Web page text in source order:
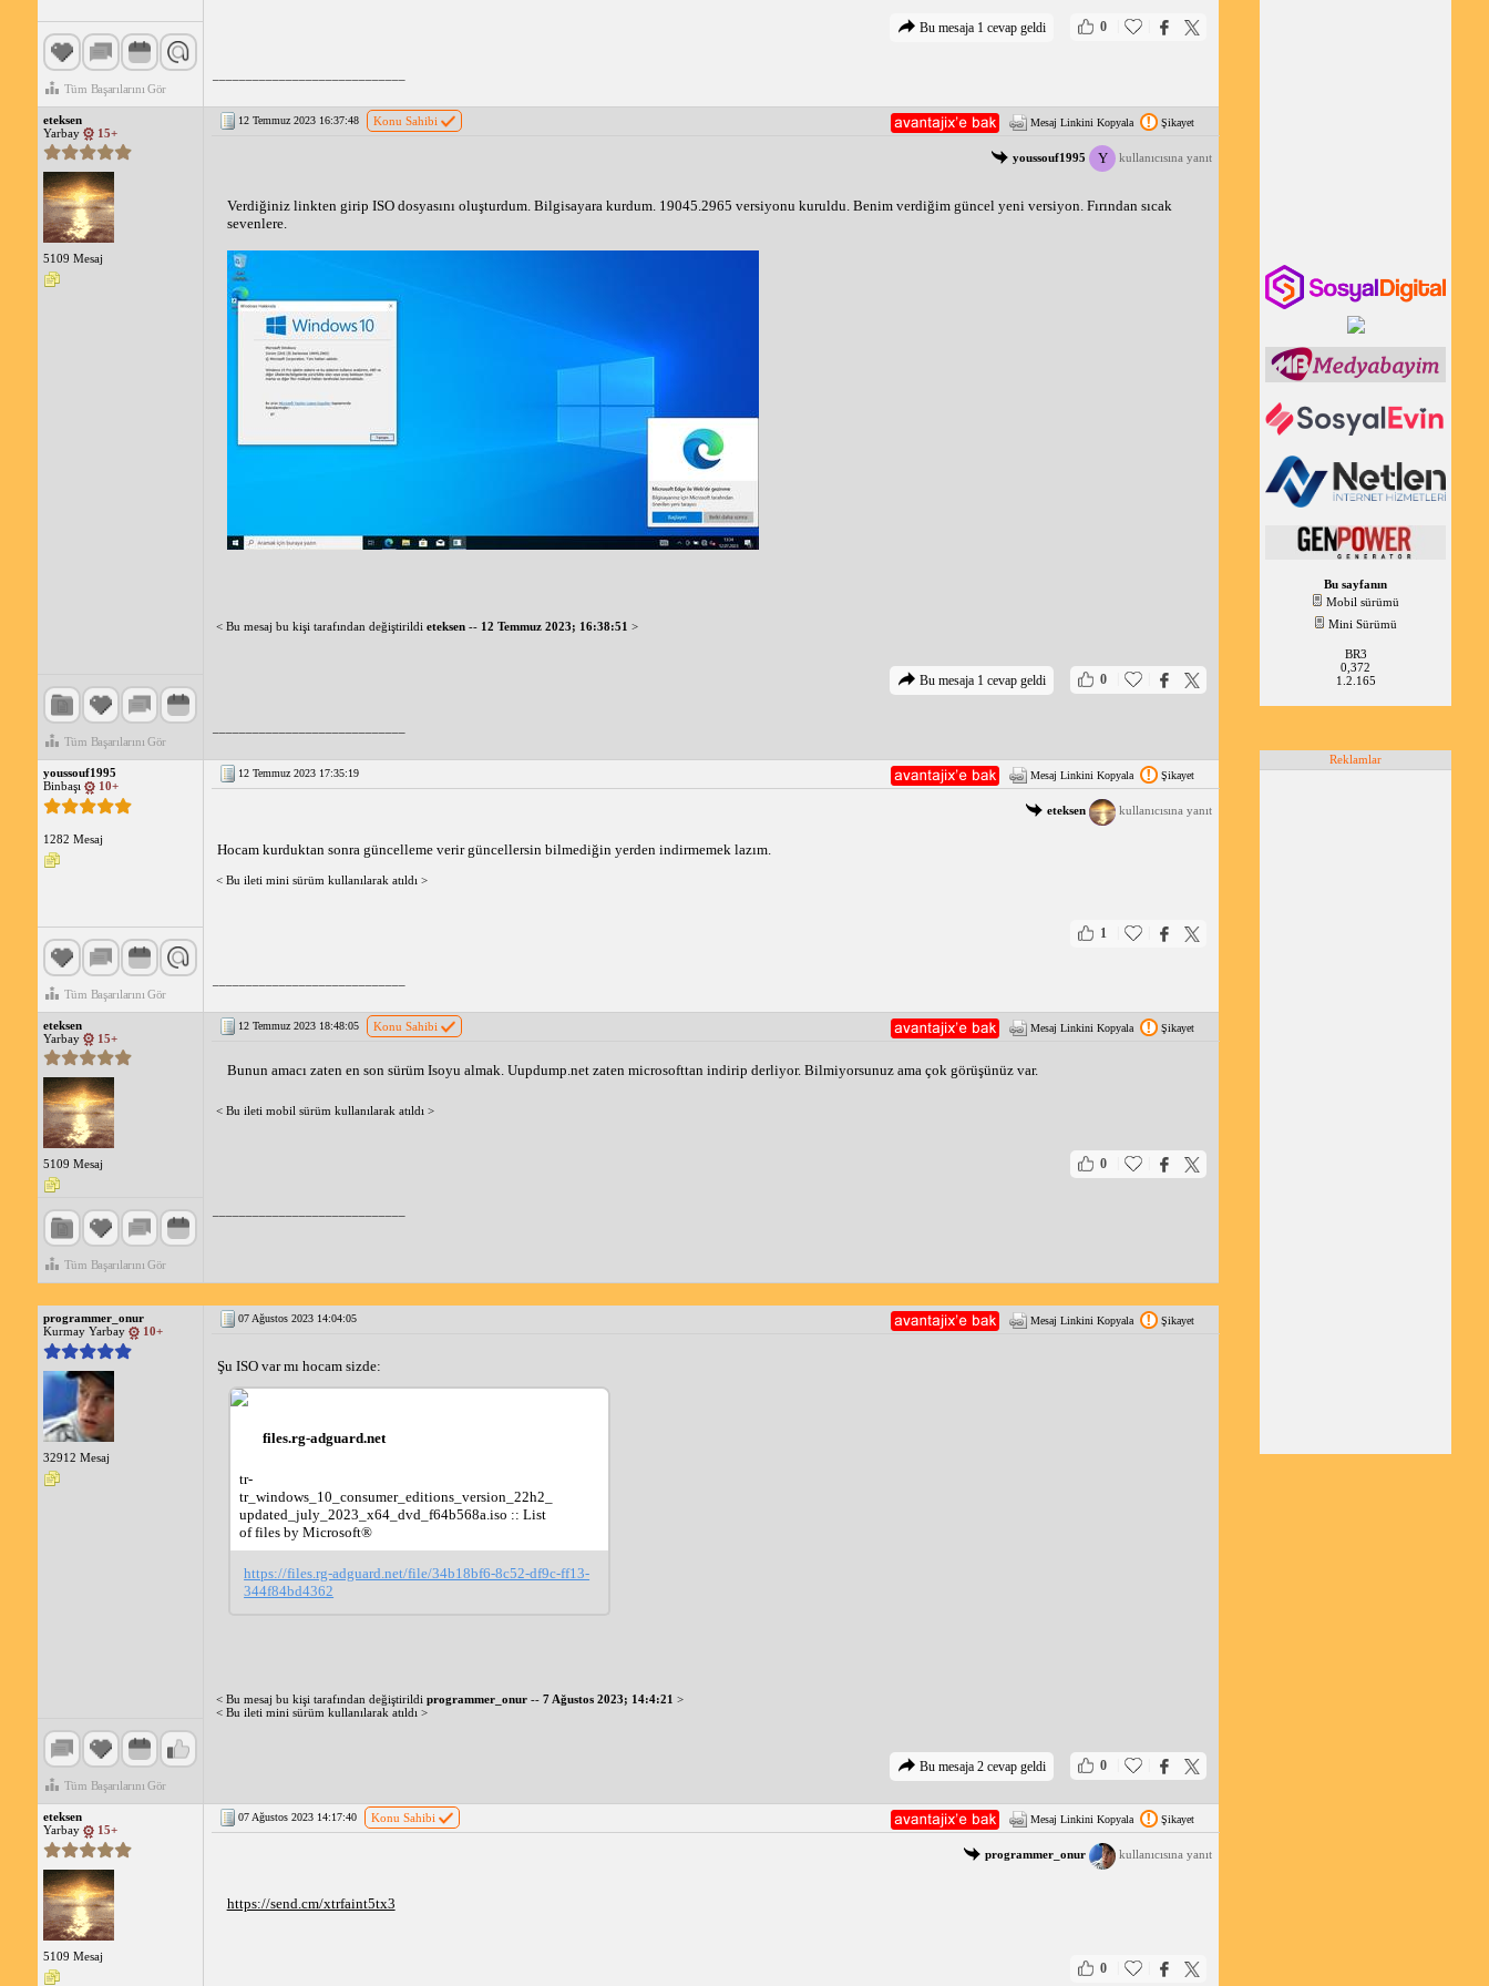
Tüm Başarılarını Gör
0
Bu mesaja 1 cevap geldi
eteksen
Yarbay
15+
5109 Mesaj
Tüm Başarılarını Gör
12 Temmuz 2023 16:37:48 Konu Sahibi Mesaj Linkini Kopyala Şikayet
youssouf1995 Y kullanıcısına yanıt
Verdiğiniz linkten girip ISO dosyasını oluşturdum. Bilgisayara kurdum. 19045.2965 versiyonu kuruldu. Benim verdiğim güncel yeni versiyon. Fırından sıcak
sevenlere.
< Bu mesaj bu kişi tarafından değiştirildi eteksen-- 12 Temmuz 2023; 16:38:51 >
0
Bu mesaja 1 cevap geldi
youssouf1995
Binbaşı
10+
1282 Mesaj
Tüm Başarılarını Gör
12 Temmuz 2023 17:35:19 Mesaj Linkini Kopyala Şikayet
eteksen kullanıcısına yanıt
Hocam kurduktan sonra güncelleme verir güncellersin bilmediğin yerden indirmemek lazım.
< Bu ileti mini sürüm kullanılarak atıldı >
1
eteksen
Yarbay
15+
5109 Mesaj
Tüm Başarılarını Gör
12 Temmuz 2023 18:48:05 Konu Sahibi Mesaj Linkini Kopyala Şikayet
Bunun amacı zaten en son sürüm Isoyu almak. Uupdump.net zaten microsofttan indirip derliyor. Bilmiyorsunuz ama çok görüşünüz var.
< Bu ileti mobil sürüm kullanılarak atıldı >
0
programmer_onur
Kurmay Yarbay
10+
32912 Mesaj
Tüm Başarılarını Gör
07 Ağustos 2023 14:04:05 Mesaj Linkini Kopyala Şikayet
Şu ISO var mı hocam sizde:
files.rg-adguard.net
tr-
tr_windows_10_consumer_editions_version_22h2_
updated_july_2023_x64_dvd_f64b568a.iso :: List
of files by Microsoft®
https://files.rg-adguard.net/file/34b18bf6-8c52-df9c-ff13-
344f84bd4362
< Bu mesaj bu kişi tarafından değiştirildi programmer_onur-- 7 Ağustos 2023; 14:4:21 >
< Bu ileti mini sürüm kullanılarak atıldı >
0
Bu mesaja 2 cevap geldi
eteksen
Yarbay
15+
5109 Mesaj
07 Ağustos 2023 14:17:40 Konu Sahibi Mesaj Linkini Kopyala Şikayet
programmer_onur kullanıcısına yanıt
https://send.cm/xtrfaint5tx3
0
Bu sayfanın
Mobil sürümü
Mini Sürümü
BR3
0,372
1.2.165
Reklamlar